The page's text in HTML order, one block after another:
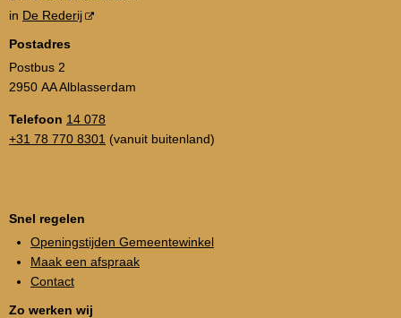
in De Rederij
Postadres
Postbus 2
2950 AA Alblasserdam
Telefoon 14 078
+31 78 770 8301 (vanuit buitenland)
Snel regelen
Openingstijden Gemeentewinkel
Maak een afspraak
Contact
Zo werken wij